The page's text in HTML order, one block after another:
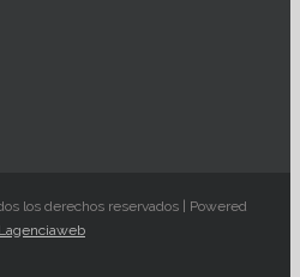
los derechos reservados | Powered
Lagenciaweb